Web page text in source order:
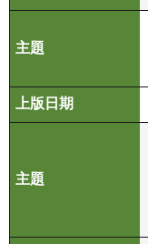
權
護
政
資
訊